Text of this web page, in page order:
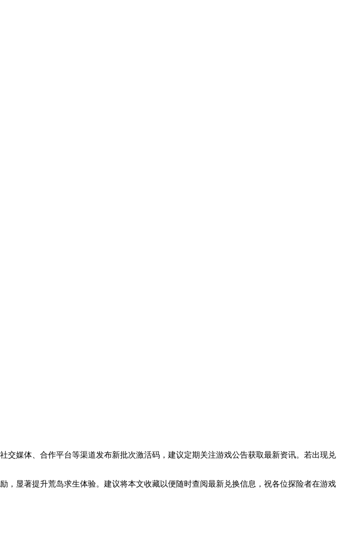
媒体、合作平台等渠道发布新批次激活码，建议定期关注游戏公告获取最新资讯。若出现兑
显著提升荒岛求生体验。建议将本文收藏以便随时查阅最新兑换信息，祝各位探险者在游戏